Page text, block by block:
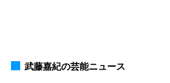
武藤嘉紀の芸能ニュース